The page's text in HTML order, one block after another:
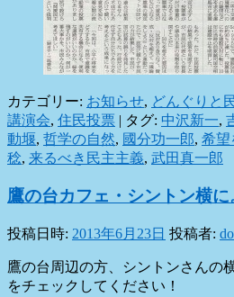
カテゴリー: お知らせ, どんぐりと
講演会, 住民投票 | タグ: 中沢新一,
動堰, 哲学の自然, 國分功一郎, 希望
稔, 来るべき民主主義, 武田真一郎
鷹の台カフェ・シントン横に
投稿日時: 2013年6月23日 投稿者:
鷹の台周辺の方、シントンさんの
をチェックしてください！